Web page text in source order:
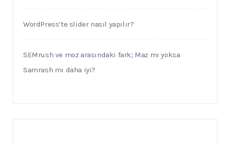
WordPress’te slider nasıl yapılır?
SEMrush ve moz arasındaki fark; Maz mı yoksa
Samrash mı daha iyi?